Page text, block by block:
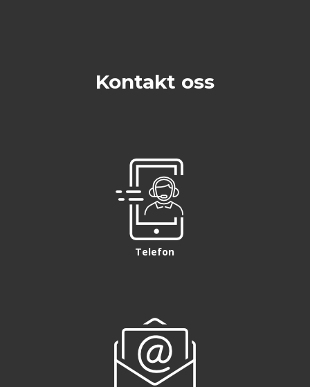
Kontakt oss
Telefon